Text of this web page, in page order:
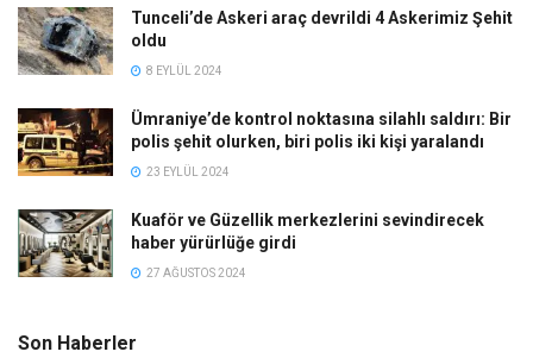
Tunceli’de Askeri araç devrildi 4 Askerimiz Şehit
oldu
8 EYLÜL 2024
Ümraniye’de kontrol noktasına silahlı saldırı: Bir
polis şehit olurken, biri polis iki kişi yaralandı
23 EYLÜL 2024
Kuaför ve Güzellik merkezlerini sevindirecek
haber yürürlüğe girdi
27 AĞUSTOS 2024
Son Haberler